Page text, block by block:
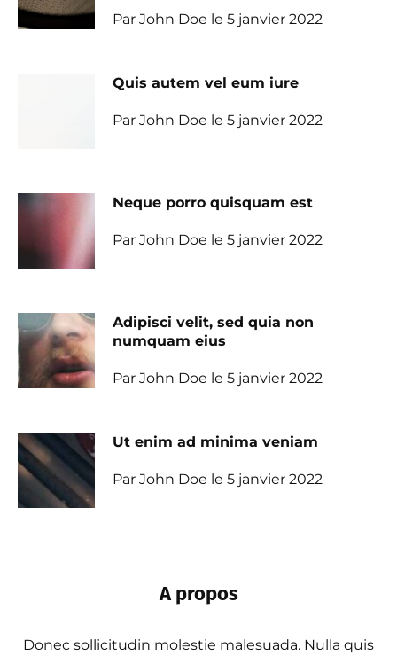
Par John Doe le 5 janvier 2022
Quis autem vel eum iure
Par John Doe le 5 janvier 2022
Neque porro quisquam est
Par John Doe le 5 janvier 2022
Adipisci velit, sed quia non
numquam eius
Par John Doe le 5 janvier 2022
Ut enim ad minima veniam
Par John Doe le 5 janvier 2022
A propos
Donec sollicitudin molestie malesuada. Nulla quis